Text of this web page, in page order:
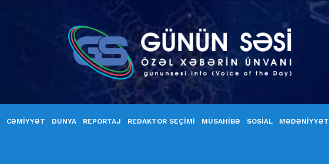
CƏMİYYƏT DÜNYA REPORTAJ REDAKTOR SEÇİMİ MÜSAHİBƏ SOSİAL MƏDƏNİYYƏT